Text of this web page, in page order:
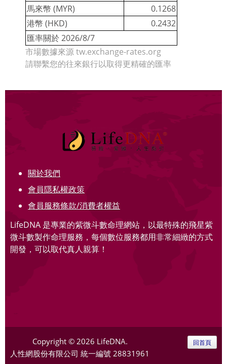
馬來幣 (MYR)
0.1268
港幣 (HKD)
0.2432
匯率關於 2026/8/7
市場數據來源tw.exchange-rates.org
請聯繫您的往來銀行以取得更精確的匯率
關於我們
會員隱私權政策
會員服務條款/消費者權益
LifeDNA 是專業的紫微斗數命理網站，以最特殊的飛星紫
微斗數製作命理服務，每個數位服務都用非常細緻的方式
開發，可以取代真人親算！
Copyright © 2026 LifeDNA.
人性網股份有限公司 統一編號 28831961
回首頁